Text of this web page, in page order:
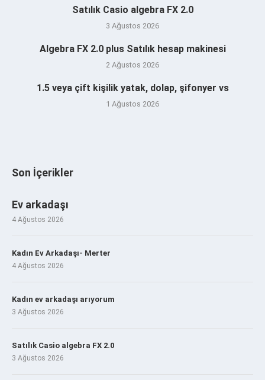
Satılık Casio algebra FX 2.0
3 Ağustos 2026
Algebra FX 2.0 plus Satılık hesap makinesi
2 Ağustos 2026
1.5 veya çift kişilik yatak, dolap, şifonyer vs
1 Ağustos 2026
Son İçerikler
Ev arkadaşı
4 Ağustos 2026
Kadın Ev Arkadaşı- Merter
4 Ağustos 2026
Kadın ev arkadaşı arıyorum
3 Ağustos 2026
Satılık Casio algebra FX 2.0
3 Ağustos 2026